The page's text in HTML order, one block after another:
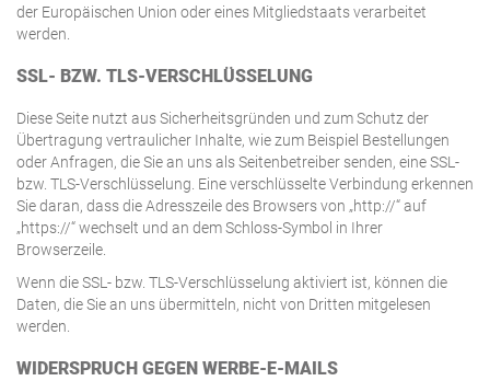
der Europäischen Union oder eines Mitgliedstaats verarbeitet
werden.
SSL- BZW. TLS-VERSCHLÜSSELUNG
Diese Seite nutzt aus Sicherheitsgründen und zum Schutz der
Übertragung vertraulicher Inhalte, wie zum Beispiel Bestellungen
oder Anfragen, die Sie an uns als Seitenbetreiber senden, eine SSL-
bzw. TLS-Verschlüsselung. Eine verschlüsselte Verbindung erkennen
Sie daran, dass die Adresszeile des Browsers von „http://“ auf
„https://“ wechselt und an dem Schloss-Symbol in Ihrer
Browserzeile.
Wenn die SSL- bzw. TLS-Verschlüsselung aktiviert ist, können die
Daten, die Sie an uns übermitteln, nicht von Dritten mitgelesen
werden.
WIDERSPRUCH GEGEN WERBE-E-MAILS